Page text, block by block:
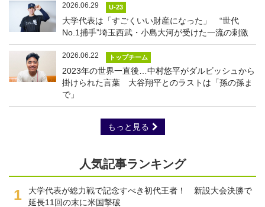
2026.06.29 U-23
大学代表は「すごくいい財産になった」 “世代
No.1捕手”埼玉西武・小島大河が受けた一流の刺激
2026.06.22 トップチーム
2023年の世界一直後…中村悠平がダルビッシュから
掛けられた言葉 大谷翔平とのラストは「孫の孫ま
で」
もっと見る
人気記事ランキング
1
大学代表が総力戦で記念すべき初代王者！ 新設大会決勝で
延長11回の末に米国撃破